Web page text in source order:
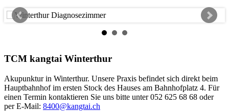
TCM kangtai Winterthur
Akupunktur in Winterthur. Unsere Praxis befindet sich direkt beim
Hauptbahnhof im ersten Stock des Hauses am Bahnhofplatz 4. Für
einen Termin kontaktieren Sie uns bitte unter 052 625 68 68 oder
per E-Mail: 8400@kangtai.ch